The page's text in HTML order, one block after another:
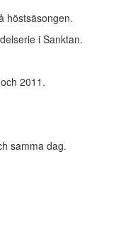
höstsäsongen.
i Sanktan.
2011.
samma dag.